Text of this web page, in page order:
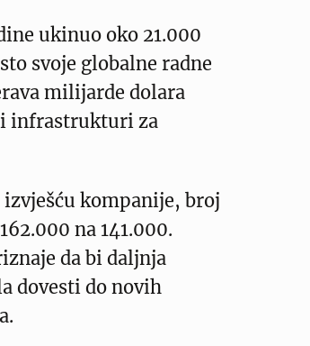
ukinuo oko 21.000
svoje globalne radne
milijarde dolara
infrastrukturi za
kompanije, broj
na 141.000.
da bi daljnja
dovesti do novih